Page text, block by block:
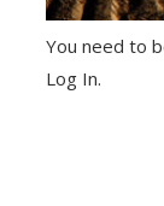
You need to
Log In.